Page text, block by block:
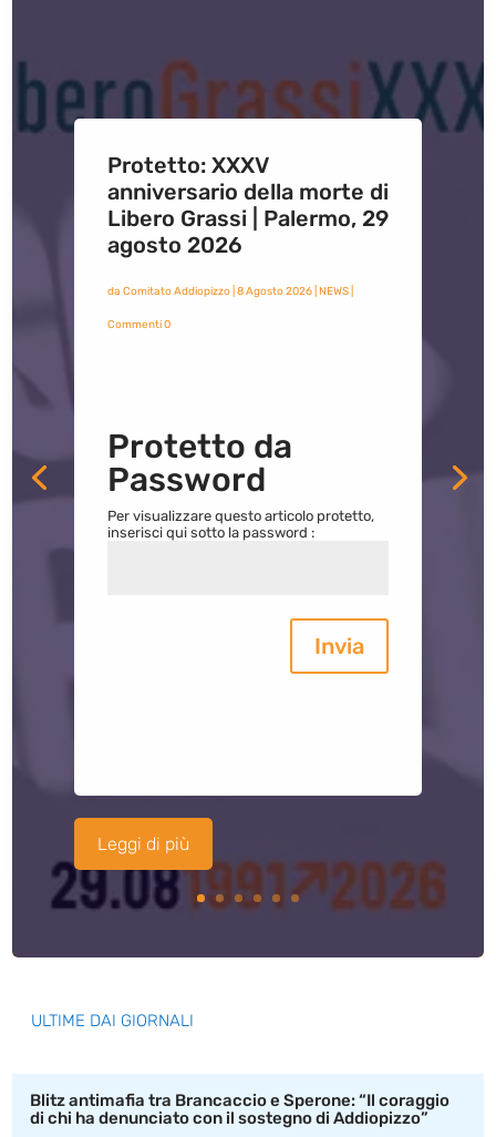
Protetto: XXXV
anniversario della morte di
Libero Grassi | Palermo, 29
agosto 2026
da Comitato Addiopizzo| 8 Agosto 2026| NEWS|
Commenti 0
Protetto da
Password
Per visualizzare questo articolo protetto,
inserisci qui sotto la password :
Invia
Leggi di più
ULTIME DAI GIORNALI
Blitz antimafia tra Brancaccio e Sperone: “Il coraggio
di chi ha denunciato con il sostegno di Addiopizzo”